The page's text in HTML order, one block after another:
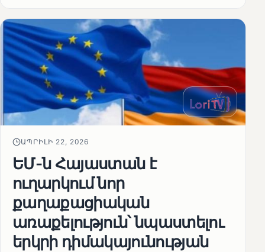
ԱՊՐԻԼԻ 22, 2026
ԵՄ-ն Հայաստան է
ուղարկում նոր
քաղաքացիական
առաքելություն՝ նպաստելու
երկրի դիմակայունության